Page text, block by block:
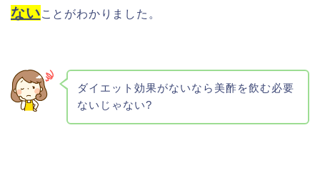
ないことがわかりました。
ダイエット効果がないなら美酢を飲む必要
ないじゃない?